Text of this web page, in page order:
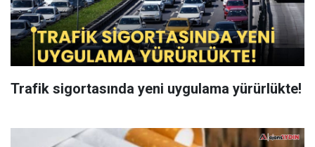
Trafik sigortasında yeni uygulama yürürlükte!